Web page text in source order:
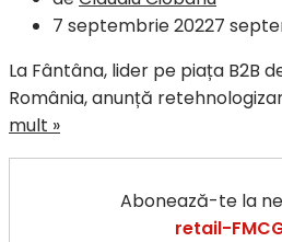
7 septembrie 20227
La Fântâna, lider pe piața B2B
România, anunță
mult »
Abonează-te la
retail-